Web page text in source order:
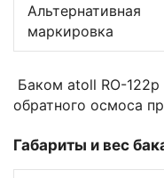
Альтернативная
маркировка
Баком atoll RO-
обратного осмоса
Габариты и вес